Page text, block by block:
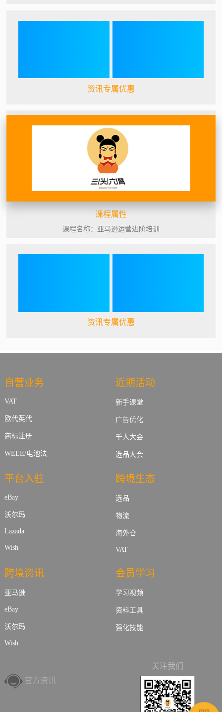
资讯专属优惠
课程属性
课程名称：亚马逊运营进阶培训
资讯专属优惠
自营业务
VAT
欧代英代
商标注册
WEEE/电池法
近期活动
新手课堂
广告优化
千人大会
选品大会
平台入驻
eBay
沃尔玛
Lazada
Wish
跨境生态
选品
物流
海外仓
VAT
跨境资讯
亚马逊
eBay
沃尔玛
Wish
会员学习
学习视频
资料工具
强化技能
官方资讯
关注我们